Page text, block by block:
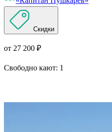
Скидки
от 27 200 ₽
Свободно кают: 1